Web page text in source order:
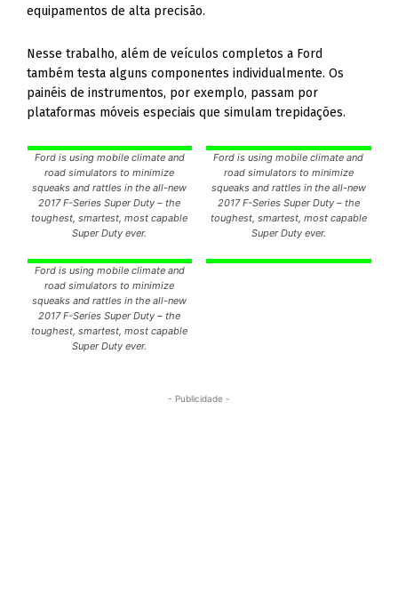
equipamentos de alta precisão.
Nesse trabalho, além de veículos completos a Ford
também testa alguns componentes individualmente. Os
painéis de instrumentos, por exemplo, passam por
plataformas móveis especiais que simulam trepidações.
Ford is using mobile climate and
road simulators to minimize
squeaks and rattles in the all-new
2017 F-Series Super Duty – the
toughest, smartest, most capable
Super Duty ever.
Ford is using mobile climate and
road simulators to minimize
squeaks and rattles in the all-new
2017 F-Series Super Duty – the
toughest, smartest, most capable
Super Duty ever.
Ford is using mobile climate and
road simulators to minimize
squeaks and rattles in the all-new
2017 F-Series Super Duty – the
toughest, smartest, most capable
Super Duty ever.
- Publicidade -